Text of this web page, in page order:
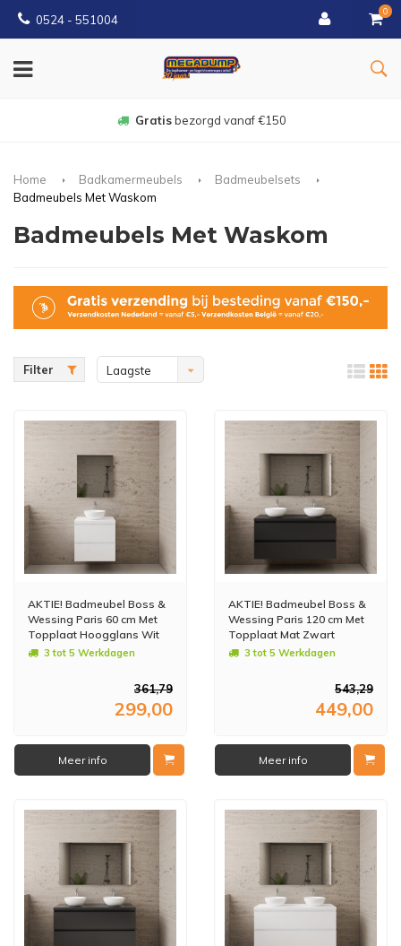
0524 - 551004
0
Gratisbezorgd vanaf €150
Home Badkamermeubels
Badmeubelsets
Badmeubels Met Waskom
Badmeubels Met Waskom
Filter
Laagste
AKTIE! Badmeubel Boss &
Wessing Paris 60 cm Met
Topplaat Hoogglans Wit
3 tot 5 Werkdagen
361,79
299,00
Meer info
AKTIE! Badmeubel Boss &
Wessing Paris 120 cm Met
Topplaat Mat Zwart
3 tot 5 Werkdagen
543,29
449,00
Meer info